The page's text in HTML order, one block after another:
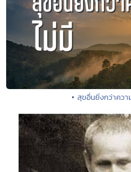
• สุขอื่นยิ่งกว่าควา